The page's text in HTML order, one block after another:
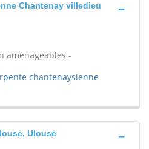
Chantenay villedieu
aménageables -
chantenaysienne
Ulouse